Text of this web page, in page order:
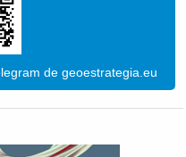
de geoestrategia.eu